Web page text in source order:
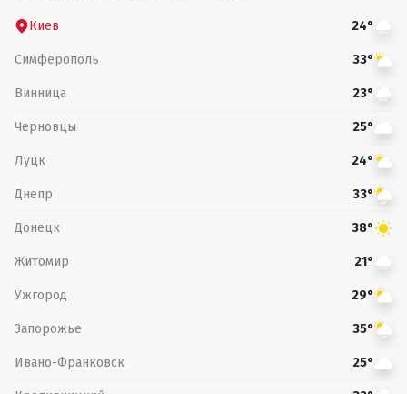
Киев 24°
Симферополь 33°
Винница 23°
Черновцы 25°
Луцк 24°
Днепр 33°
Донецк 38°
Житомир 21°
Ужгород 29°
Запорожье 35°
Ивано-Франковск 25°